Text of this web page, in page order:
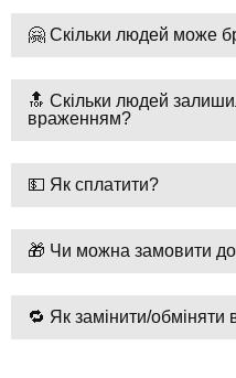
🤗 Скільки людей може
🔝 Скільки людей
враженням?
💵 Як сплатити?
🎁 Чи можна замовити
🔁 Як замінити/